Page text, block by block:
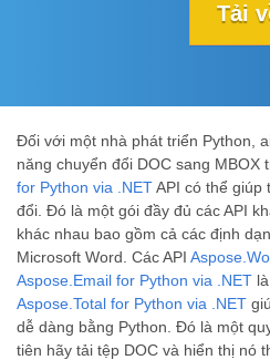
Tải
Đối với một nhà phát triển Python,
năng chuyển đổi DOC sang MBOX
for Python via .NETAPI có thể giúp
đổi. Đó là một gói đầy đủ các API
khác nhau bao gồm cả các định
Microsoft Word. Các API
Aspose.Email for Python via .NET
Aspose.Total for Python via .NET
dễ dàng bằng Python. Đó là một
tiên hãy tải tệp DOC và hiển thị nó